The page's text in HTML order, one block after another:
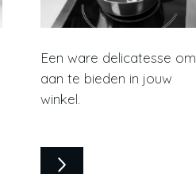
Een ware delicatesse om
aan te bieden in jouw
winkel.